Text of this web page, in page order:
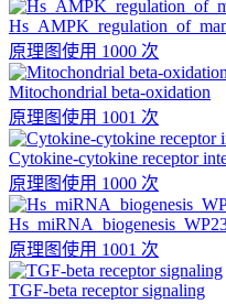
原理图使用 1000 次
Mitochondrial beta-oxidation
原理图使用 1001 次
Cytokine-cytokine receptor
原理图使用 1000 次
原理图使用 1001 次
TGF-beta receptor signaling